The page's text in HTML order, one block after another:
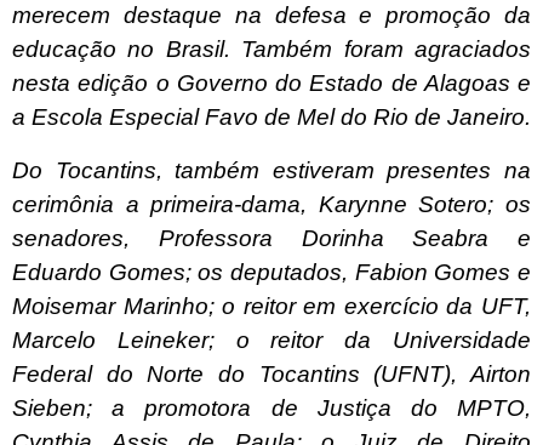
merecem destaque na defesa e promoção da
educação no Brasil. Também foram agraciados
nesta edição o Governo do Estado de Alagoas e
a Escola Especial Favo de Mel do Rio de Janeiro.
Do Tocantins, também estiveram presentes na
cerimônia a primeira-dama, Karynne Sotero; os
senadores, Professora Dorinha Seabra e
Eduardo Gomes; os deputados, Fabion Gomes e
Moisemar Marinho; o reitor em exercício da UFT,
Marcelo Leineker; o reitor da Universidade
Federal do Norte do Tocantins (UFNT), Airton
Sieben; a promotora de Justiça do MPTO,